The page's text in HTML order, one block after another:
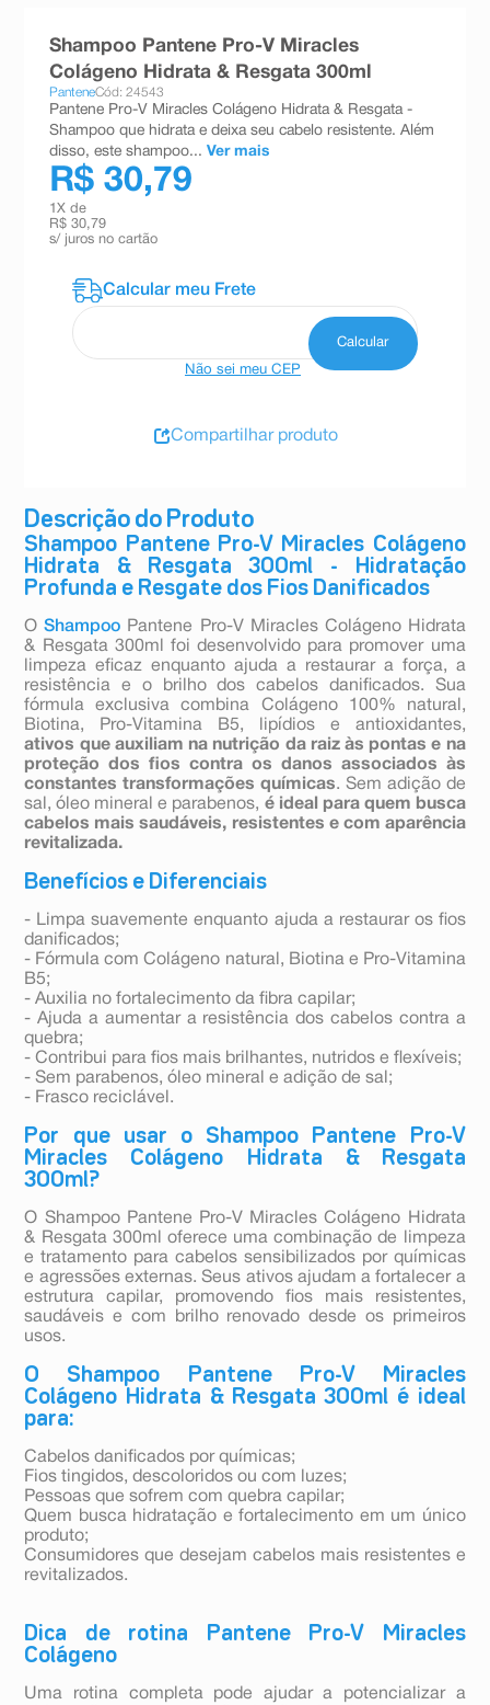
Descrição do Produto
Shampoo Pantene Pro-V Miracles Colágeno
Hidrata & Resgata 300ml - Hidratação
Profunda e Resgate dos Fios Danificados
OShampoo Pantene Pro-V Miracles Colágeno Hidrata
& Resgata 300ml foi desenvolvido para promover uma
limpeza eficaz enquanto ajuda a restaurar a força, a
resistência e o brilho dos cabelos danificados. Sua
fórmula exclusiva combina Colágeno 100% natural,
Biotina, Pro-Vitamina B5, lipídios e antioxidantes,
ativos que auxiliam na nutrição da raiz às pontas e na
proteção dos fios contra os danos associados às
constantes transformações químicas. Sem adição de
sal, óleo mineral e parabenos, é ideal para quem busca
cabelos mais saudáveis, resistentes e com aparência
revitalizada.
Benefícios e Diferenciais
- Limpa suavemente enquanto ajuda a restaurar os fios
danificados;
- Fórmula com Colágeno natural, Biotina e Pro-Vitamina
B5;
- Auxilia no fortalecimento da fibra capilar;
- Ajuda a aumentar a resistência dos cabelos contra a
quebra;
- Contribui para fios mais brilhantes, nutridos e flexíveis;
- Sem parabenos, óleo mineral e adição de sal;
- Frasco reciclável.
Por que usar o Shampoo Pantene Pro-V
Miracles Colágeno Hidrata & Resgata
300ml?
O Shampoo Pantene Pro-V Miracles Colágeno Hidrata
& Resgata 300ml oferece uma combinação de limpeza
e tratamento para cabelos sensibilizados por químicas
e agressões externas. Seus ativos ajudam a fortalecer a
estrutura capilar, promovendo fios mais resistentes,
saudáveis e com brilho renovado desde os primeiros
usos.
O Shampoo Pantene Pro-V Miracles
Colágeno Hidrata & Resgata 300ml é ideal
para:
Cabelos danificados por químicas;
Fios tingidos, descoloridos ou com luzes;
Pessoas que sofrem com quebra capilar;
Quem busca hidratação e fortalecimento em um único
produto;
Consumidores que desejam cabelos mais resistentes e
revitalizados.
Dica de rotina Pantene Pro-V Miracles
Colágeno
Uma rotina completa pode ajudar a potencializar a
Shampoo Pantene Pro-V Miracles
Colágeno Hidrata & Resgata 300ml
PanteneCód: 24543
Pantene Pro-V Miracles Colágeno Hidrata & Resgata -
Shampoo que hidrata e deixa seu cabelo resistente. Além
disso, este shampoo... Ver mais
R$ 30,79
1 X de
R$ 30,79
s/ juros no cartão
Não sei meu CEP
Compartilhar produto
esmalte
10ºabsorvente